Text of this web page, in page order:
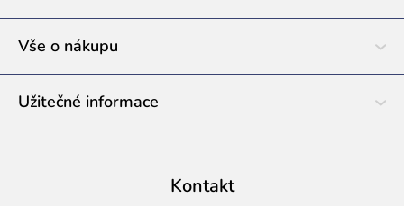
t
Vše o nákupu
Užitečné informace
Kontakt